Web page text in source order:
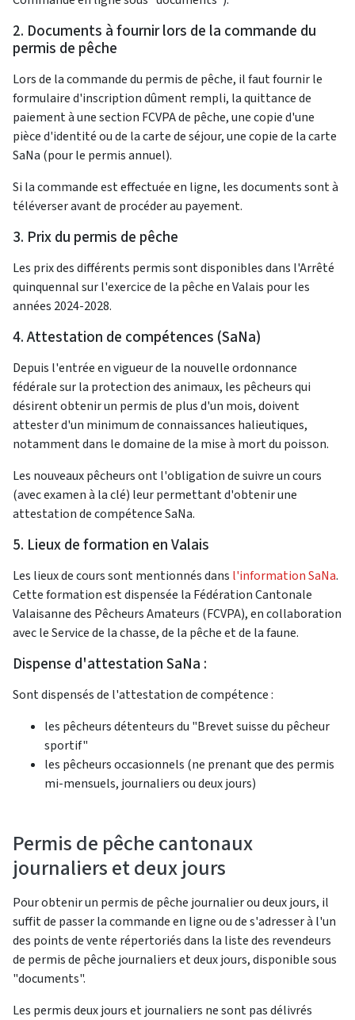
2. Documents à fournir lors de la commande du
permis de pêche
Lors de la commande du permis de pêche, il faut fournir le
formulaire d'inscription dûment rempli, la quittance de
paiement à une section FCVPA de pêche, une copie d'une
pièce d'identité ou de la carte de séjour, une copie de la carte
SaNa (pour le permis annuel).
Si la commande est effectuée en ligne, les documents sont à
téléverser avant de procéder au payement.
3. Prix du permis de pêche
Les prix des différents permis sont disponibles dans l'Arrêté
quinquennal sur l'exercice de la pêche en Valais pour les
années 2024-2028.
4. Attestation de compétences (SaNa)
Depuis l'entrée en vigueur de la nouvelle ordonnance
fédérale sur la protection des animaux, les pêcheurs qui
désirent obtenir un permis de plus d'un mois, doivent
attester d'un minimum de connaissances halieutiques,
notamment dans le domaine de la mise à mort du poisson.
Les nouveaux pêcheurs ont l'obligation de suivre un cours
(avec examen à la clé) leur permettant d'obtenir une
attestation de compétence SaNa.
5. Lieux de formation en Valais
Les lieux de cours sont mentionnés dans l'information SaNa.
Cette formation est dispensée la Fédération Cantonale
Valaisanne des Pêcheurs Amateurs (FCVPA), en collaboration
avec le Service de la chasse, de la pêche et de la faune.
Dispense d'attestation SaNa :
Sont dispensés de l'attestation de compétence :
les pêcheurs détenteurs du "Brevet suisse du pêcheur
sportif"
les pêcheurs occasionnels (ne prenant que des permis
mi-mensuels, journaliers ou deux jours)
Permis de pêche cantonaux
journaliers et deux jours
Pour obtenir un permis de pêche journalier ou deux jours, il
suffit de passer la commande en ligne ou de s'adresser à l'un
des points de vente répertoriés dans la liste des revendeurs
de permis de pêche journaliers et deux jours, disponible sous
"documents".
Les permis deux jours et journaliers ne sont pas délivrés